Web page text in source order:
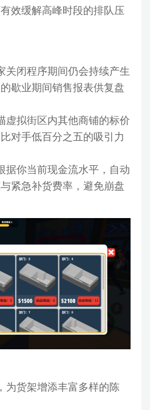
效缓解高峰时段的排队压
关闭程序期间仍会持续产生
歇业期间销售报表供复盘
虚拟街区内其他商铺的标价
对手低百分之五的吸引力
据你当前现金流水平，自动
紧急补货费率，避免崩盘
为货架增添丰富多样的陈